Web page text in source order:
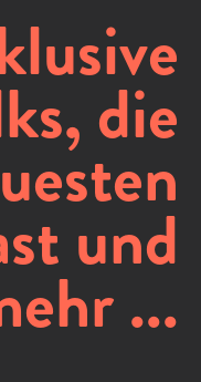
die
und
...